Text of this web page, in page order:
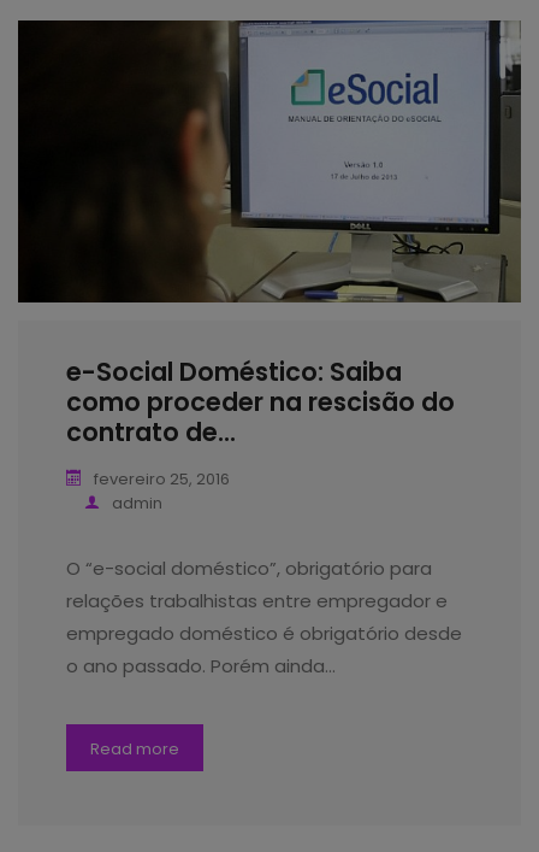
e-Social Doméstico: Saiba
como proceder na rescisão do
contrato de...
fevereiro 25, 2016
admin
O “e-social doméstico”, obrigatório para
relações trabalhistas entre empregador e
empregado doméstico é obrigatório desde
o ano passado. Porém ainda…
Read more